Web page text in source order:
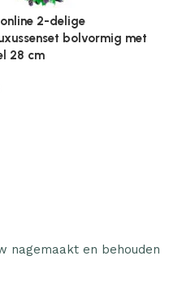
Broeikas 60x45x100
nagemaakt en behouden